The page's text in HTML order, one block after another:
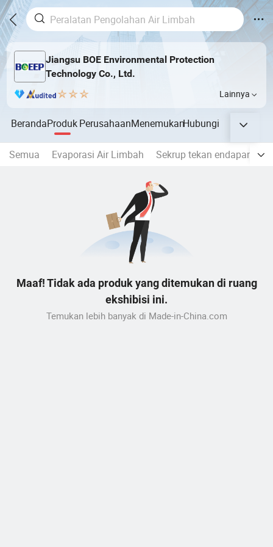
Jiangsu BOE Environmental Protection
Technology Co., Ltd.
Lainnya
BerandaProdukPerusahaanMenemukanHubungi
Semua Evaporasi Air Limbah Sekrup tekan endapan
Maaf! Tidak ada produk yang ditemukan di ruang
ekshibisi ini.
Temukan lebih banyak di Made-in-China.com